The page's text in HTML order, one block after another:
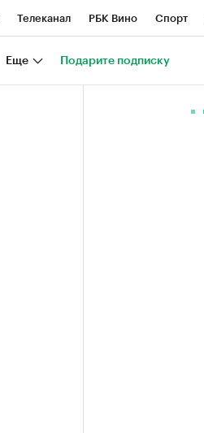
Телеканал РБК Вино Спорт
Город
Еще Подарите подписку